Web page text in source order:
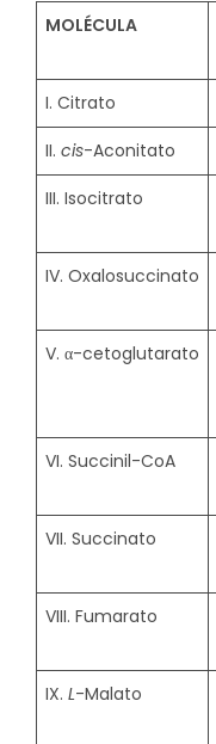
MOLÉCULA
I. Citrato
II. cis-Aconitato
III. Isocitrato
IV. Oxalosuccinato
V. α-cetoglutarato
VI. Succinil-CoA
VII. Succinato
VIII. Fumarato
IX. L-Malato